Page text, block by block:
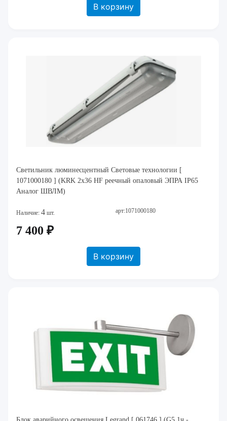
В корзину
Светильник люминесцентный Световые технологии [
1071000180 ] (KRK 2x36 HF реечный опаловый ЭПРА IP65
Аналог ШВЛМ)
Наличие: 4 шт. арт:1071000180
7 400 ₽
В корзину